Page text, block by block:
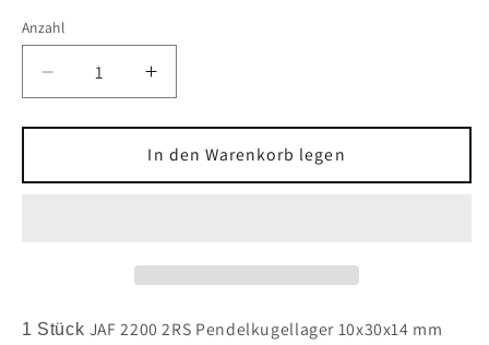
Anzahl
Verringere
die
Menge
1x
Pendelkugellager
mm
Erhöhe
die
Menge
für
1x
mm
In den Warenkorb legen
1 Stück JAF 2200 2RS Pendelkugellager 10x30x14 mm